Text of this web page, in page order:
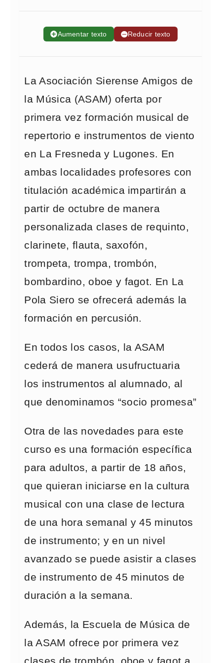
➕Aumentar texto ➖Reducir texto
La Asociación Sierense Amigos de
la Música (ASAM) oferta por
primera vez formación musical de
repertorio e instrumentos de viento
en La Fresneda y Lugones. En
ambas localidades profesores con
titulación académica impartirán a
partir de octubre de manera
personalizada clases de requinto,
clarinete, flauta, saxofón,
trompeta, trompa, trombón,
bombardino, oboe y fagot. En La
Pola Siero se ofrecerá además la
formación en percusión.
En todos los casos, la ASAM
cederá de manera usufructuaria
los instrumentos al alumnado, al
que denominamos “socio promesa”
Otra de las novedades para este
curso es una formación específica
para adultos, a partir de 18 años,
que quieran iniciarse en la cultura
musical con una clase de lectura
de una hora semanal y 45 minutos
de instrumento; y en un nivel
avanzado se puede asistir a clases
de instrumento de 45 minutos de
duración a la semana.
Además, la Escuela de Música de
la ASAM ofrece por primera vez